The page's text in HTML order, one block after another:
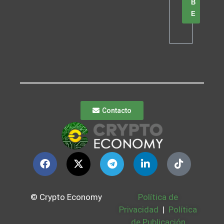
B
E
Contacto
© Crypto Economy
Política de
Privacidad | Política